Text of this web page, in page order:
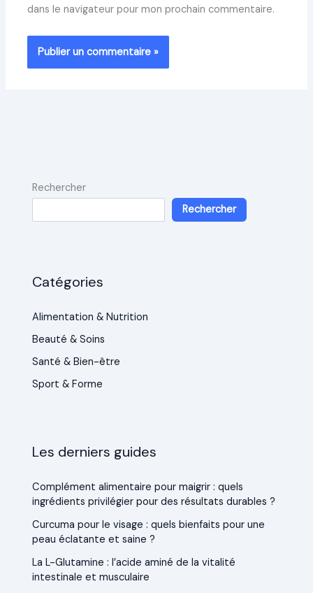
dans le navigateur pour mon prochain commentaire.
Rechercher
Rechercher
Catégories
Alimentation & Nutrition
Beauté & Soins
Santé & Bien-être
Sport & Forme
Les derniers guides
Complément alimentaire pour maigrir : quels
ingrédients privilégier pour des résultats durables ?
Curcuma pour le visage : quels bienfaits pour une
peau éclatante et saine ?
La L-Glutamine : l’acide aminé de la vitalité
intestinale et musculaire